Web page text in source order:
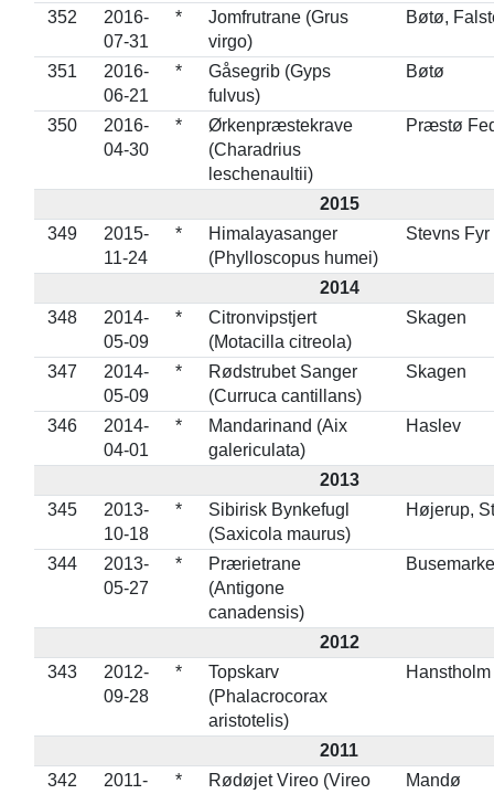
352
2016-
07-31
*
Jomfrutrane (Grus
virgo)
Bøtø,
351
2016-
06-21
*
Gåsegrib (Gyps
fulvus)
Bøtø
350
2016-
04-30
*
Ørkenpræstekrave
(Charadrius
leschenaultii)
Præstø
2015
349
2015-
11-24
*
Himalayasanger
(Phylloscopus humei)
Stevns Fyr
2014
348
2014-
05-09
*
Citronvipstjert
(Motacilla citreola)
Skagen
347
2014-
05-09
*
Rødstrubet Sanger
(Curruca cantillans)
Skagen
346
2014-
04-01
*
Mandarinand (Aix
galericulata)
Haslev
2013
345
2013-
10-18
*
Sibirisk Bynkefugl
(Saxicola maurus)
Højerup,
344
2013-
05-27
*
Prærietrane
(Antigone
canadensis)
2012
343
2012-
09-28
*
Topskarv
(Phalacrocorax
aristotelis)
2011
342
2011-
*
Rødøjet Vireo (Vireo
Mandø